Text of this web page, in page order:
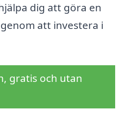
dig att göra en
att investera i
gratis och utan